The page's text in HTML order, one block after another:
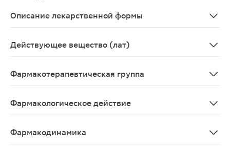
Описание лекарственной формы
Действующее вещество (лат)
Фармакотерапевтическая группа
Фармакологическое действие
Фармакодинамика